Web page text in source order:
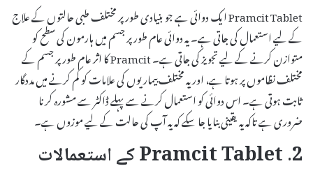
Pramcit Tablet ایک دوائی ہے جو بنیادی طور پر مختلف طبی حالتوں کے علاج
کے لیے استعمال کی جاتی ہے۔ یہ دوائی عام طور پر جسم میں ہارمون کی سطح کو
متوازن کرنے کے لیے تجویز کی جاتی ہے۔ Pramcit کا اثر عام طور پر جسم کے
مختلف نظاموں پر ہوتا ہے، اور یہ مختلف بیماریوں کی علامات کو کم کرنے میں مددگار
ثابت ہوتی ہے۔ اس دوائی کو استعمال کرنے سے پہلے ڈاکٹر سے مشورہ کرنا
ضروری ہے تاکہ یہ یقینی بنایا جا سکے کہ یہ آپ کی حالت کے لیے موزوں ہے۔
2. Pramcit Tablet کے استعمالات